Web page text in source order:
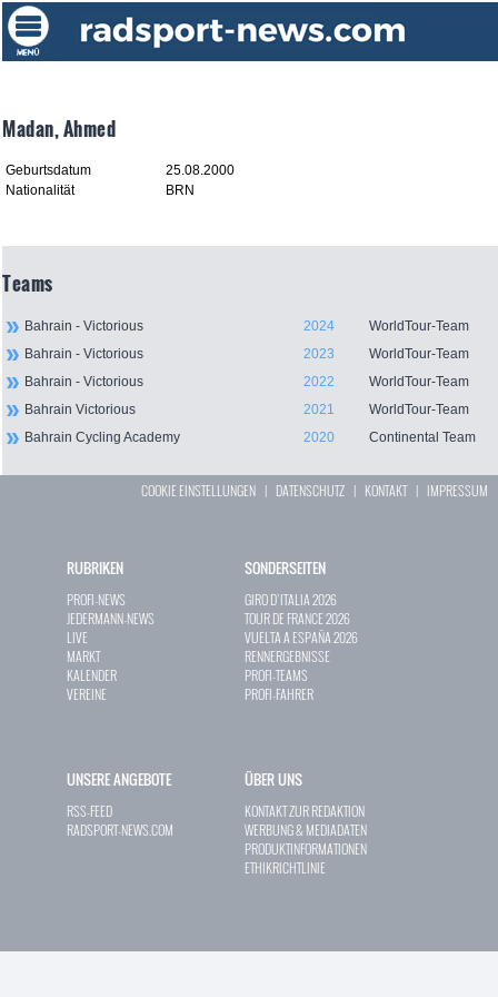
Madan, Ahmed
Geburtsdatum
25.08.2000
Nationalität
BRN
Teams
Bahrain - Victorious 2024
WorldTour-Team
Bahrain - Victorious
2023
WorldTour-Team
Bahrain - Victorious
2022
WorldTour-Team
Bahrain Victorious
2021
WorldTour-Team
Bahrain Cycling Academy
2020 Continental Team
COOKIE EINSTELLUNGEN | DATENSCHUTZ | KONTAKT| IMPRESSUM
RUBRIKEN
PROFI-NEWS
JEDERMANN-NEWS
LIVE
MARKT
KALENDER
VEREINE
SONDERSEITEN
GIRO D`ITALIA 2026
TOUR DE FRANCE 2026
VUELTA A ESPAÑA 2026
RENNERGEBNISSE
PROFI-TEAMS
PROFI-FAHRER
UNSERE ANGEBOTE
RSS-FEED
RADSPORT-NEWS.COM
ÜBER UNS
KONTAKT ZUR REDAKTION
WERBUNG & MEDIADATEN
PRODUKTINFORMATIONEN
ETHIKRICHTLINIE